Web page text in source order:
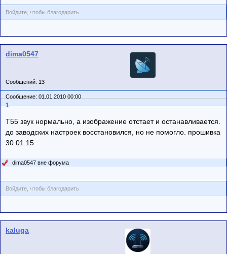
Войдите, чтобы благодарить
dima0547
Сообщений: 13
Сообщение: 01.01.2010 00:00
1
T55 звук нормально, а изображение отстает и останавливается.
до заводских настроек восстановился, но не помогло. прошивка
30.01.15
dima0547 вне форума
Войдите, чтобы благодарить
kaluga